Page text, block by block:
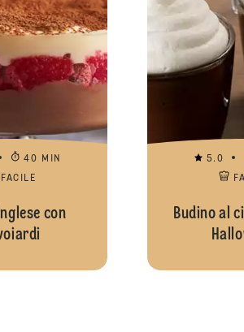
40 MIN
FACILE
con
5.0
Budino al